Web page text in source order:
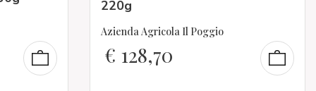
220g
Azienda Agricola Il Poggio
€ 128,70